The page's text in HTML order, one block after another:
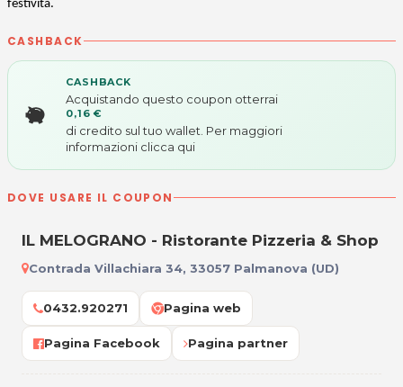
festività.
CASHBACK
CASHBACK
Acquistando questo coupon otterrai
0,16 €
di credito sul tuo wallet. Per maggiori
informazioni clicca qui
DOVE USARE IL COUPON
IL MELOGRANO - Ristorante Pizzeria & Shop
Contrada Villachiara 34, 33057 Palmanova (UD)
0432.920271 Pagina web
Pagina Facebook Pagina partner